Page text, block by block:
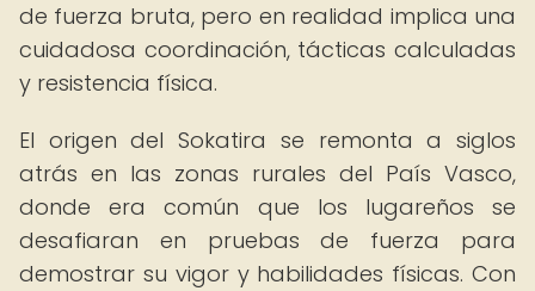
de fuerza bruta, pero en realidad implica una
cuidadosa coordinación, tácticas calculadas
y resistencia física.
El origen del Sokatira se remonta a siglos
atrás en las zonas rurales del País Vasco,
donde era común que los lugareños se
desafiaran en pruebas de fuerza para
demostrar su vigor y habilidades físicas. Con